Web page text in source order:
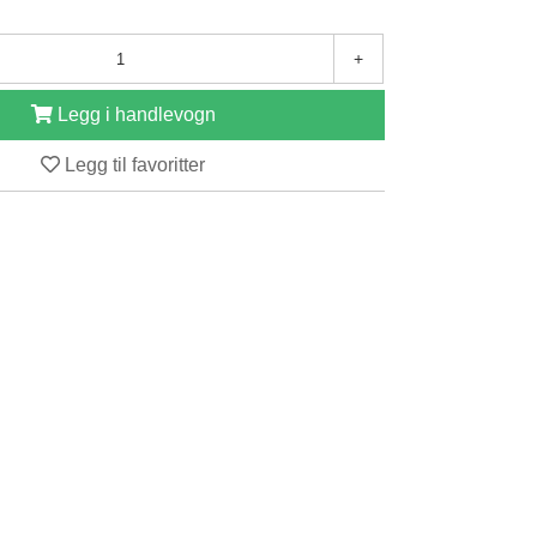
+
Legg i handlevogn
Legg til favoritter